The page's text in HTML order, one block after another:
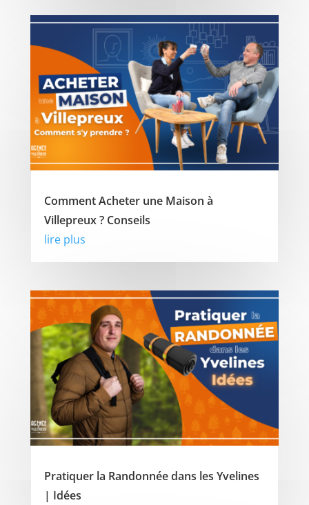
Comment Acheter une Maison à
Villepreux ? Conseils
lire plus
Pratiquer la Randonnée dans les Yvelines
| Idées